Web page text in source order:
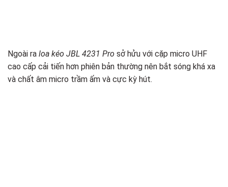
Ngoài ra loa kéo JBL 4231 Pro sở hửu với cặp micro UHF
cao cấp cải tiến hơn phiên bản thường nên bắt sóng khá xa
và chất âm micro trầm ấm và cực kỳ hút.